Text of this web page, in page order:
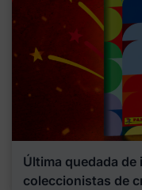
Última quedada de
coleccionistas de